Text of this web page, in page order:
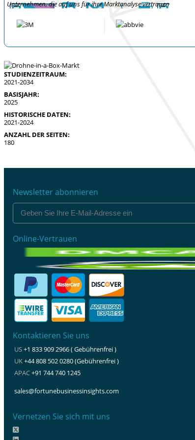
Unternehmen, die auf uns für ihre Marktanalyse vertrauen
STUDIENZEITRAUM:
2021-2034
BASISJAHR:
2025
HISTORISCHE DATEN:
2021-2024
ANZAHL DER SEITEN:
180
Newsletter abonnieren
Online-Vertrauen
Kontaktieren Sie uns
US+1 833 909 2966 ( Gebührenfrei )
UK+44 808 502 0280 (Gebührenfrei )
APAC+91 744 740 1245
sales@fortunebusinessinsights.com
Vernetzen Sie sich mit uns